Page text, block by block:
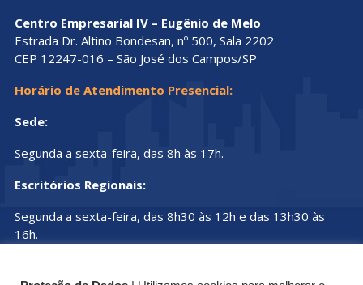
Centro Empresarial IV – Eugênio de Melo
Estrada Dr. Altino Bondesan, nº 500, Sala 2202
CEP 12247-016 – São José dos Campos/SP
Horário de Atendimento Presencial:
Sede:
Segunda a sexta-feira, das 8h às 17h.
Escritórios Regionais:
Segunda a sexta-feira, das 8h30 às 12h e das 13h30 às
16h.